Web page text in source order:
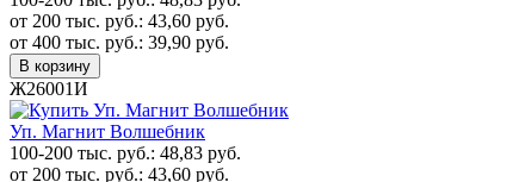
от 200 тыс. руб.: 43,60 руб.
от 400 тыс. руб.: 39,90 руб.
В корзину
Ж26001И
Уп. Магнит Волшебник
100-200 тыс. руб.: 48,83 руб.
от 200 тыс. руб.: 43,60 руб.